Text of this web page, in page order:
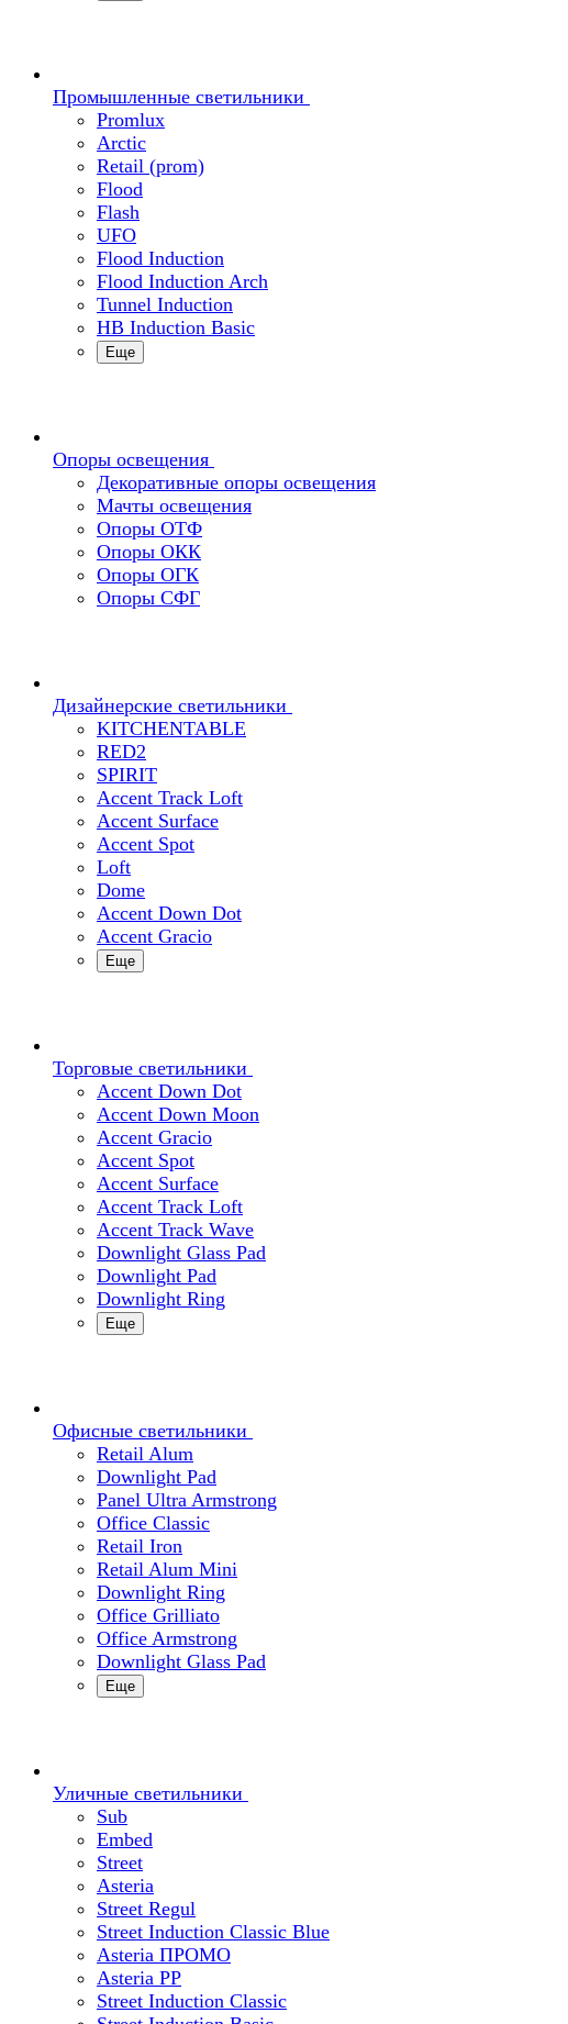
Промышленные светильники
Promlux
Arctic
Retail (prom)
Flood
Flash
UFO
Flood Induction
Flood Induction Arch
Tunnel Induction
HB Induction Basic
Еще
Опоры освещения
Декоративные опоры освещения
Мачты освещения
Опоры ОТФ
Опоры ОКК
Опоры ОГК
Опоры СФГ
Дизайнерские светильники
KITCHENTABLE
RED2
SPIRIT
Accent Track Loft
Accent Surface
Accent Spot
Loft
Dome
Accent Down Dot
Accent Gracio
Еще
Торговые светильники
Accent Down Dot
Accent Down Moon
Accent Gracio
Accent Spot
Accent Surface
Accent Track Loft
Accent Track Wave
Downlight Glass Pad
Downlight Pad
Downlight Ring
Еще
Офисные светильники
Retail Alum
Downlight Pad
Panel Ultra Armstrong
Office Classic
Retail Iron
Retail Alum Mini
Downlight Ring
Office Grilliato
Office Armstrong
Downlight Glass Pad
Еще
Уличные светильники
Sub
Embed
Street
Asteria
Street Regul
Street Induction Classic Blue
Asteria ПРОМО
Asteria PP
Street Induction Classic